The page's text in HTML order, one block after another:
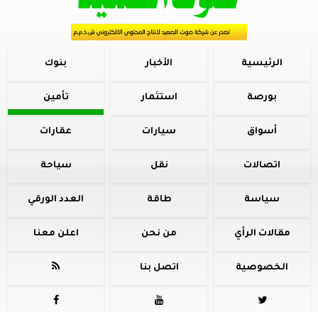
الرئيسية الأخبار بنوك
بورصة استثمار تأمين
أسواق سيارات عقارات
اتصالات نقل سياحة
سياسة طاقة العدد الورقي
مقالات الرأي من نحن اعلن معنا
الخصوصية اتصل بنا 


